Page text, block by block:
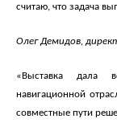
считаю, что задача
Олег Демидов,
«Выставка дала
навигационной
совместные пути